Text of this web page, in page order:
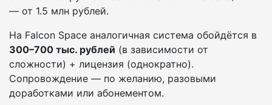
— от 1.5 млн рублей.
На Falcon Space аналогичная система обойдётся в
300–700 тыс. рублей (в зависимости от
сложности) + лицензия (однократно).
Сопровождение — по желанию, разовыми
доработками или абонементом.